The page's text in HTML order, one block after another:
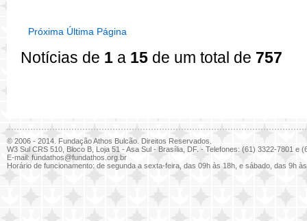
Próxima Última Página
Notícias de 1 a 15 de um total de 757
© 2006 - 2014. Fundação Athos Bulcão. Direitos Reservados.
W3 Sul CRS 510, Bloco B, Loja 51 - Asa Sul - Brasília, DF. - Telefones: (61) 3322-7801 e
E-mail: fundathos@fundathos.org.br
Horário de funcionamento: de segunda a sexta-feira, das 09h às 18h, e sábado, das 9h